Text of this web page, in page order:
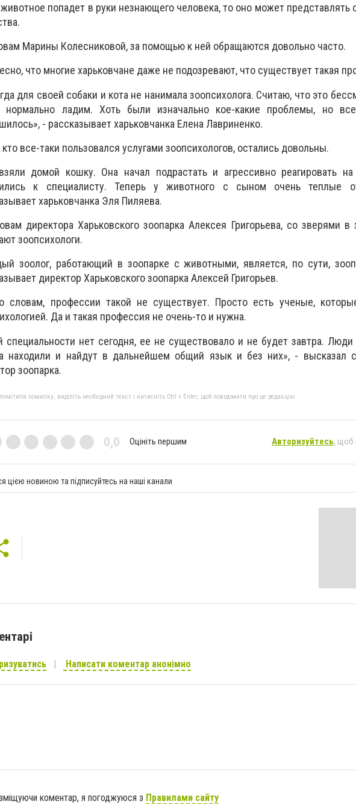
попадет в руки незнающего человека, то оно может представлять
Марины Колесниковой, за помощью к ней обращаются довольно часто.
что многие харьковчане даже не подозревают, что существует такая
для своей собаки и кота не нанимала зоопсихолога. Считаю, что это
нормально ладим. Хоть были изначально кое-какие проблемы, но
- рассказывает харьковчанка Елена Лавриненко.
все-таки пользовался услугами зоопсихологов, остались довольны.
домой кошку. Она начал подрастать и агрессивно реагировать
к специалисту. Теперь у животного с сыном очень теплые
харьковчанка Эля Пиляева.
директора Харьковского зоопарка Алексея Григорьева, со зверями в
зоопсихологи.
зоолог, работающий в зоопарке с животными, является, по сути,
директор Харьковского зоопарка Алексей Григорьев.
словам, профессии такой не существует. Просто есть ученые,
Да и такая профессия не очень-то и нужна.
специальности нет сегодня, ее не существовало и не будет завтра.
находили и найдут в дальнейшем общий язык и без них», - высказал
зоопарка.
помилку, виділіть необхідний текст і натисніть Ctrl + Enter, щоб повідомити про це редакцію
0,0 Оцініть першим Авторизуйтесь, щоб
цією новиною та підписуйтесь на наші канали
Написати коментар анонімно
коментар, я погоджуюся з Правилами сайту